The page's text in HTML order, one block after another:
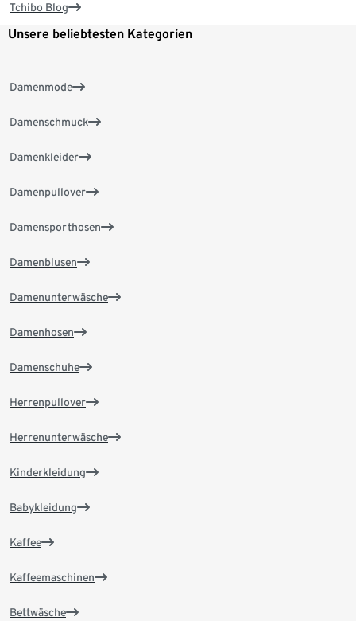
Tchibo Blog
Unsere beliebtesten Kategorien
Damenmode
Damenschmuck
Damenkleider
Damenpullover
Damensporthosen
Damenblusen
Damenunterwäsche
Damenhosen
Damenschuhe
Herrenpullover
Herrenunterwäsche
Kinderkleidung
Babykleidung
Kaffee
Kaffeemaschinen
Bettwäsche